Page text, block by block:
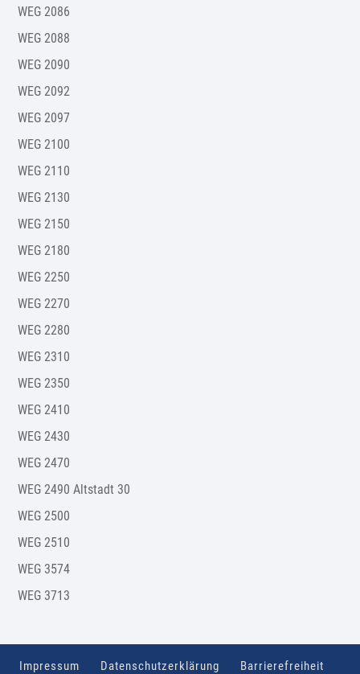
WEG 2086
WEG 2088
WEG 2090
WEG 2092
WEG 2097
WEG 2100
WEG 2110
WEG 2130
WEG 2150
WEG 2180
WEG 2250
WEG 2270
WEG 2280
WEG 2310
WEG 2350
WEG 2410
WEG 2430
WEG 2470
WEG 2490 Altstadt 30
WEG 2500
WEG 2510
WEG 3574
WEG 3713
Impressum Datenschutzerklärung Barrierefreiheit